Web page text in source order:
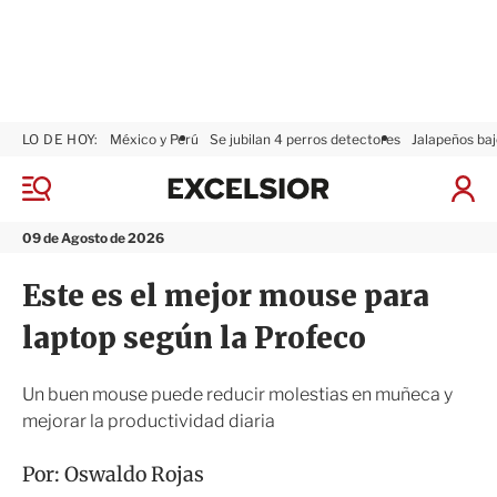
M
n
09 de Agosto de 2026
LO DE HOY: México y Perú Se jubilan 4 perros detectores Jalapeños
I
x
i
r
Este es el mejor mouse para
laptop según la Profeco
Un buen mouse puede reducir molestias en muñeca y
mejorar la productividad diaria
Por: Oswaldo Rojas